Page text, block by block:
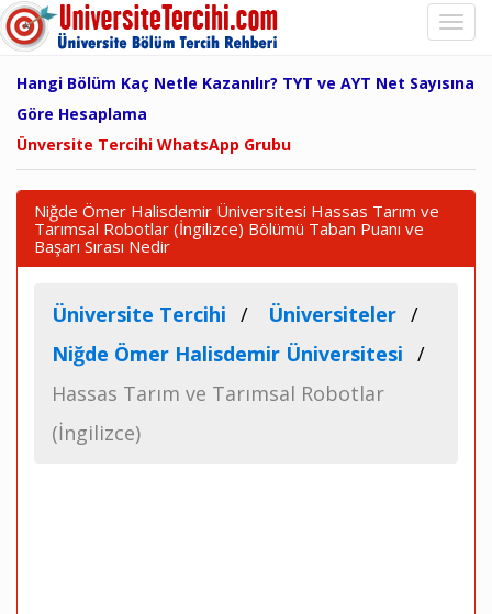
Hangi Bölüm Kaç Netle Kazanılır? TYT ve AYT Net Sayısına
Göre Hesaplama
Ünversite Tercihi WhatsApp Grubu
Niğde Ömer Halisdemir Üniversitesi Hassas Tarım ve
Tarımsal Robotlar (İngilizce) Bölümü Taban Puanı ve
Başarı Sırası Nedir
Üniversite Tercihi
Üniversiteler
Niğde Ömer Halisdemir Üniversitesi
Hassas Tarım ve Tarımsal Robotlar
(İngilizce)